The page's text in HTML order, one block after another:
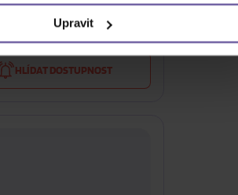
Upravit
349 Kč
HLÍDAT DOSTUPNOST